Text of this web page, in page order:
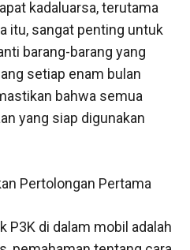
kadaluarsa, terutama
itu, sangat penting untuk
barang-barang yang
setiap enam bulan
bahwa semua
yang siap digunakan
Pertolongan Pertama
P3K di dalam mobil adalah